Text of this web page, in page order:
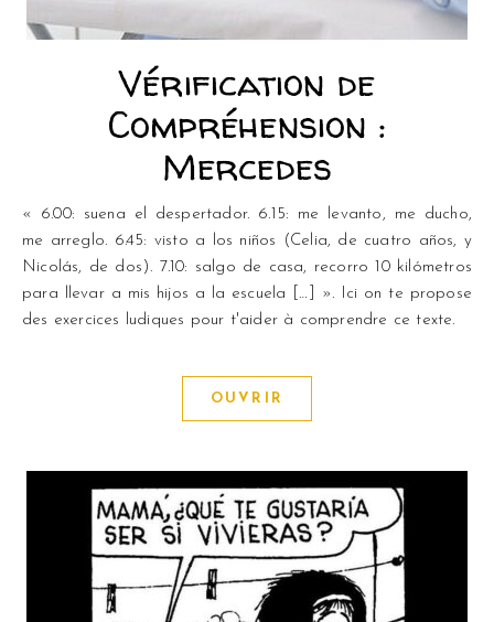
Vérification de
Compréhension :
Mercedes
« 6.00: suena el despertador. 6.15: me levanto, me ducho,
me arreglo. 6.45: visto a los niños (Celia, de cuatro años, y
Nicolás, de dos). 7.10: salgo de casa, recorro 10 kilómetros
para llevar a mis hijos a la escuela […] ». Ici on te propose
des exercices ludiques pour t'aider à comprendre ce texte.
OUVRIR